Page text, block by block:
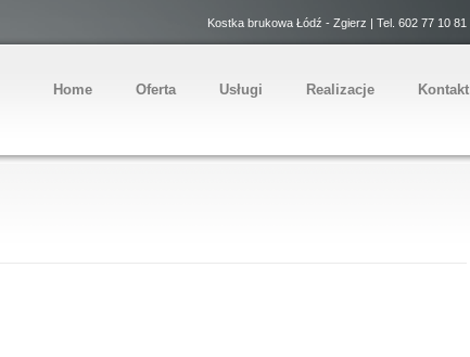
Kostka brukowa Łódź - Zgierz | Tel. 602 77 10 81
Home Oferta Usługi Realizacje Kontakt